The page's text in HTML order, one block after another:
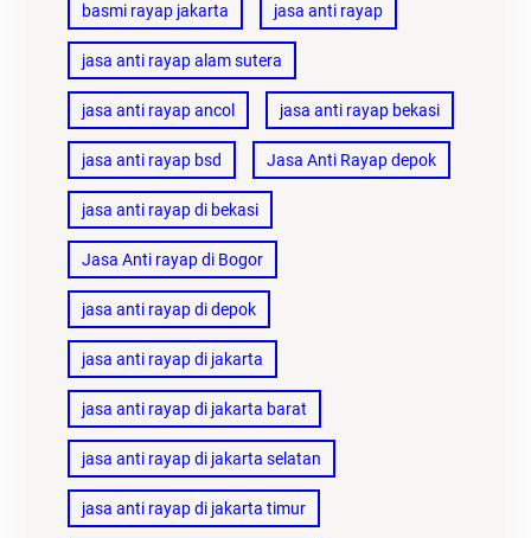
basmi rayap jakarta jasa anti rayap
jasa anti rayap alam sutera
jasa anti rayap ancol jasa anti rayap bekasi
jasa anti rayap bsd Jasa Anti Rayap depok
jasa anti rayap di bekasi
Jasa Anti rayap di Bogor
jasa anti rayap di depok
jasa anti rayap di jakarta
jasa anti rayap di jakarta barat
jasa anti rayap di jakarta selatan
jasa anti rayap di jakarta timur